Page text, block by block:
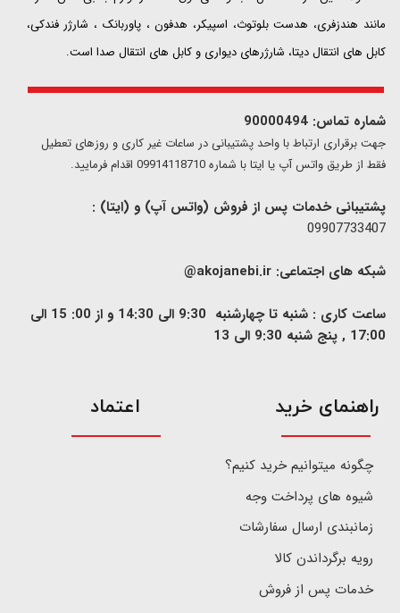
مانند هندزفری، هدست بلوتوث، اسپیکر، هدفون ، پاوربانک ، شارژر فندکی،
کابل های انتقال دیتا، شارژرهای دیواری و کابل های انتقال صدا است.
شماره تماس: 90000494
​​جهت برقراری ارتباط با واحد پشتیبانی در ساعات غیر کاری و روزهای تعطیل
فقط از طریق واتس آپ یا ایتا با شماره 09914118710 اقدام فرمایید.
پشتیبانی خدمات پس از فروش (واتس آپ) و (ایتا) :
09907733407
شبکه های اجتماعی: akojanebi.ir@
ساعت کاری : شنبه تا چهارشنبه 9:30 الی 14:30 و از 00: 15 الی
17:00 , پنج شنبه 9:30 الی 13
​راهنمای خرید
چگونه میتوانیم خرید کنیم؟
شیوه های پرداخت وجه
زمانبندی ارسال سفارشات
رویه برگرداندن کالا
خدمات پس از فروش
اعتماد